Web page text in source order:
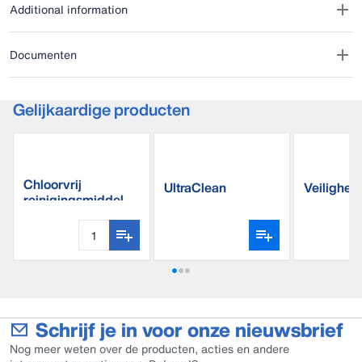
Additional information
Documenten
Gelijkaardige producten
Chloorvrij
reinigingsmiddel
UltraClean
Schrijf je in voor onze nieuwsbrief
Nog meer weten over de producten, acties en andere